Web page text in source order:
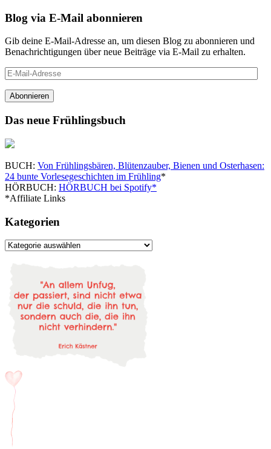
Blog via E-Mail abonnieren
Gib deine E-Mail-Adresse an, um diesen Blog zu abonnieren und
Benachrichtigungen über neue Beiträge via E-Mail zu erhalten.
E-
Mail-
Adresse
Abonnieren
Das neue Frühlingsbuch
BUCH: Von Frühlingsbären, Blütenzauber, Bienen und Osterhasen:
24 bunte Vorlesegeschichten im Frühling*
HÖRBUCH: HÖRBUCH bei Spotify*
*Affiliate Links
Kategorien
Kategorien